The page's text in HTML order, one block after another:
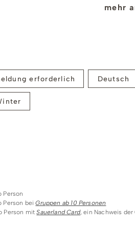
genauen Treffpunkt findest
4 - 10
diese Führung für Personen die
mehr
erforderlich Deutsch
beiGruppen ab 10 Personen
mitSauerland Card, ein Nachweis